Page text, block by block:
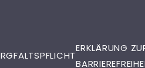
ERKLÄRUNG